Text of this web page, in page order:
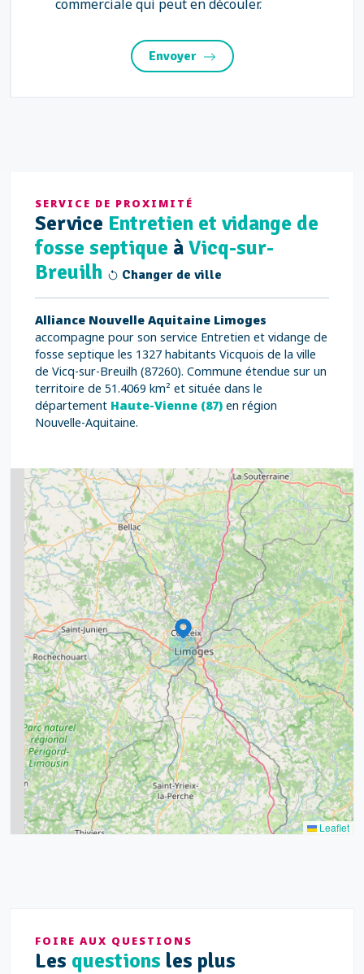
commerciale qui peut en découler.
Envoyer
SERVICE DE PROXIMITÉ
Service Entretien et vidange de
fosse septique àVicq-sur-
Breuilh
Changer de ville
Alliance Nouvelle Aquitaine Limoges
accompagne pour son service Entretien et vidange de
fosse septique les 1327 habitants Vicquois de la ville
de Vicq-sur-Breuilh (87260). Commune étendue sur un
territoire de 51.4069 km² et située dans le
département Haute-Vienne (87) en région
Nouvelle-Aquitaine.
2
9
2
3
11
5
8
7
7
6
20
2
9
8
5
11
15
7
Leaflet
FOIRE AUX QUESTIONS
Les questions les plus